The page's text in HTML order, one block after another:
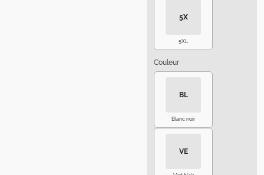
5X
5XL
Couleur
BL
Blanc noir
VE